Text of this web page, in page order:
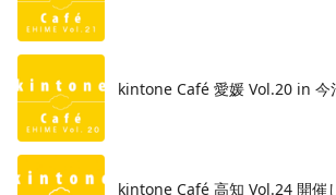
kintone Café 愛媛 Vol.20 in 今
kintone Café 高知 Vol.24 開催